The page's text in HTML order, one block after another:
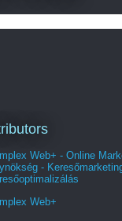
Web+ - Online
-
Web+